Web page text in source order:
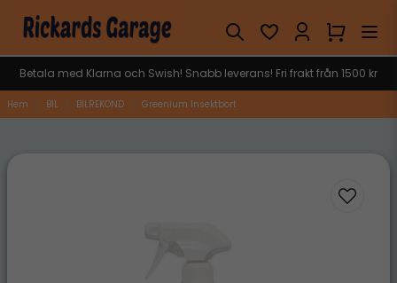
Betala med Klarna och Swish! Snabb leverans! Fri frakt från 1500 kr
Hem BIL BILREKOND Greenium Insektbort